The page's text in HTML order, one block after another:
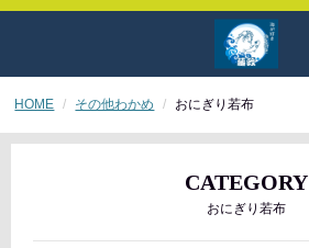
HOME その他わかめ おにぎり若布
CATEGORY
おにぎり若布